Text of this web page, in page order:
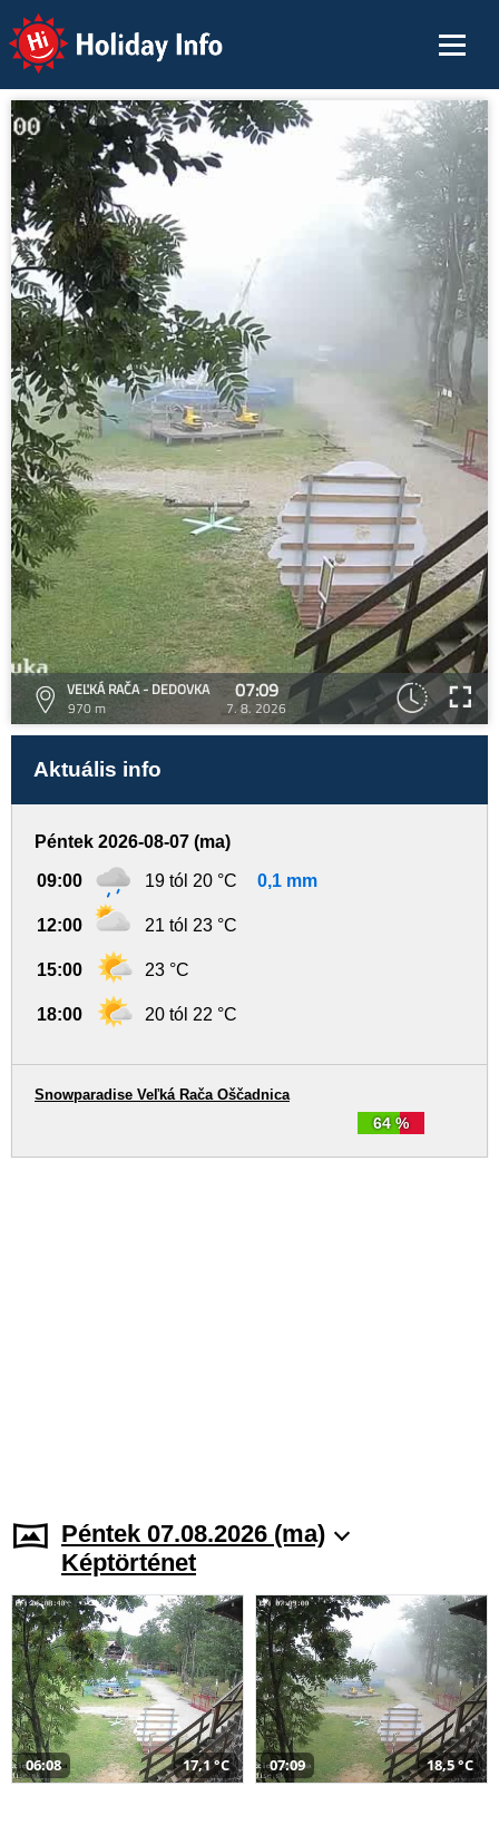
Holiday Info
VEĽKÁ RAČA - DEDOVKA
970 m
07:09
7. 8. 2026
Aktuális info
Péntek 2026-08-07 (ma)
09:00 19 tól 20 °C 0,1 mm
12:00 21 tól 23 °C
15:00 23 °C
18:00 20 tól 22 °C
64 %
Snowparadise Veľká Rača Oščadnica
Péntek 07.08.2026 (ma)
Képtörténet
06:08 17,1 °C 07:09 18,5 °C